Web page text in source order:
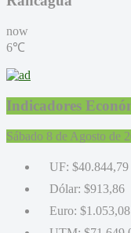
now
6℃
Indicadores
Sábado 8 de Agosto de
UF: $40.844,79
Dólar: $913,86
Euro: $1.053,08